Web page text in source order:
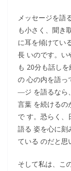
メッセージを語
も小さく、聞き
に耳を傾けてい
長 いのです。い
も 20分も話し
の 心の内を語っ
―ジ を語るなら
言葉 を続けるの
で す。恐らく、
語る 姿を心に刻
ている のだと思
そして私は、こ